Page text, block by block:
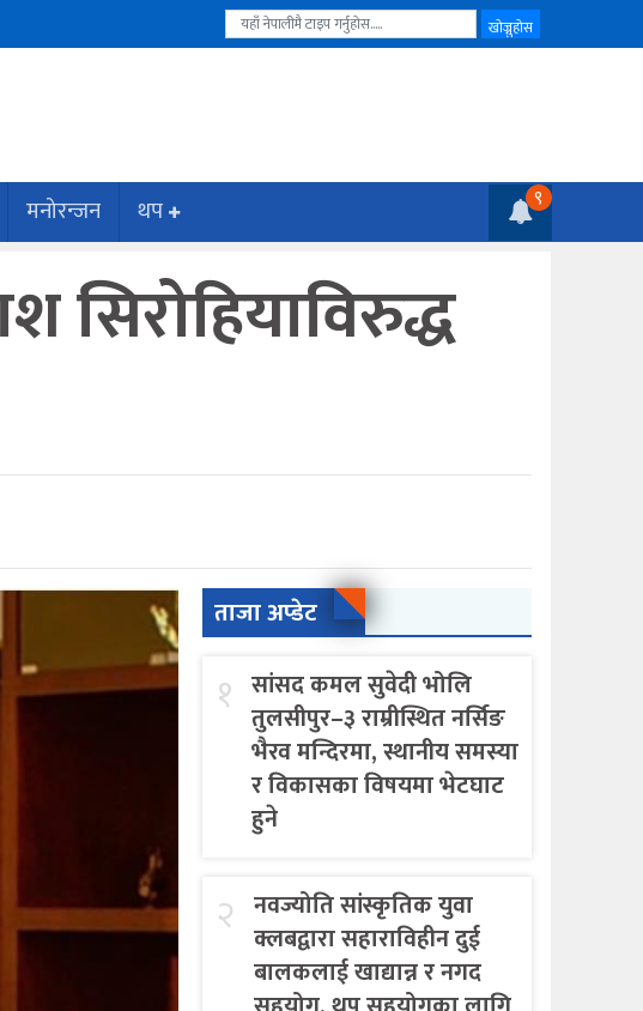
मनोरन्जन थप ९
सिरोहियाविरुद्ध
ताजा अप्डेट
१ सांसद कमल सुवेदी भोलि
तुलसीपुर–३ राम्रीस्थित नर्सिङ
भैरव मन्दिरमा, स्थानीय समस्या
र विकासका विषयमा भेटघाट
हुने
२ नवज्योति सांस्कृतिक युवा
क्लबद्वारा सहाराविहीन दुई
बालकलाई खाद्यान्न र नगद